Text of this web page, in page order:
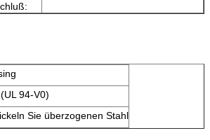
94-V0)
Sie überzogenen Stahl